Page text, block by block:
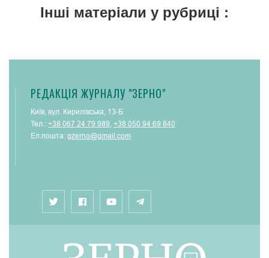
Інші матеріали у рубриці :
РЕДАКЦІЯ ЖУРНАЛУ "ЗЕРНО"
Київ, вул. Кирилівська, 13-Б
Тел.: +38 067 24 79 989 +38 050 94 69 840
Ел.пошта: gzerno@gmail.com